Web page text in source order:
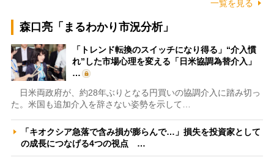
一覧を見る
森口亮「まるわかり市況分析」
「トレンド転換のスイッチになり得る」“介入慣
れ”した市場心理を変える「日米協調為替介入」
…
日米両政府が、約28年ぶりとなる円買いの協調介入に踏み切っ
た。米国も追加介入を辞さない姿勢を示して…
「キオクシア急落で含み損が膨らんで…」損失を投資家として
の成長につなげる4つの視点 …